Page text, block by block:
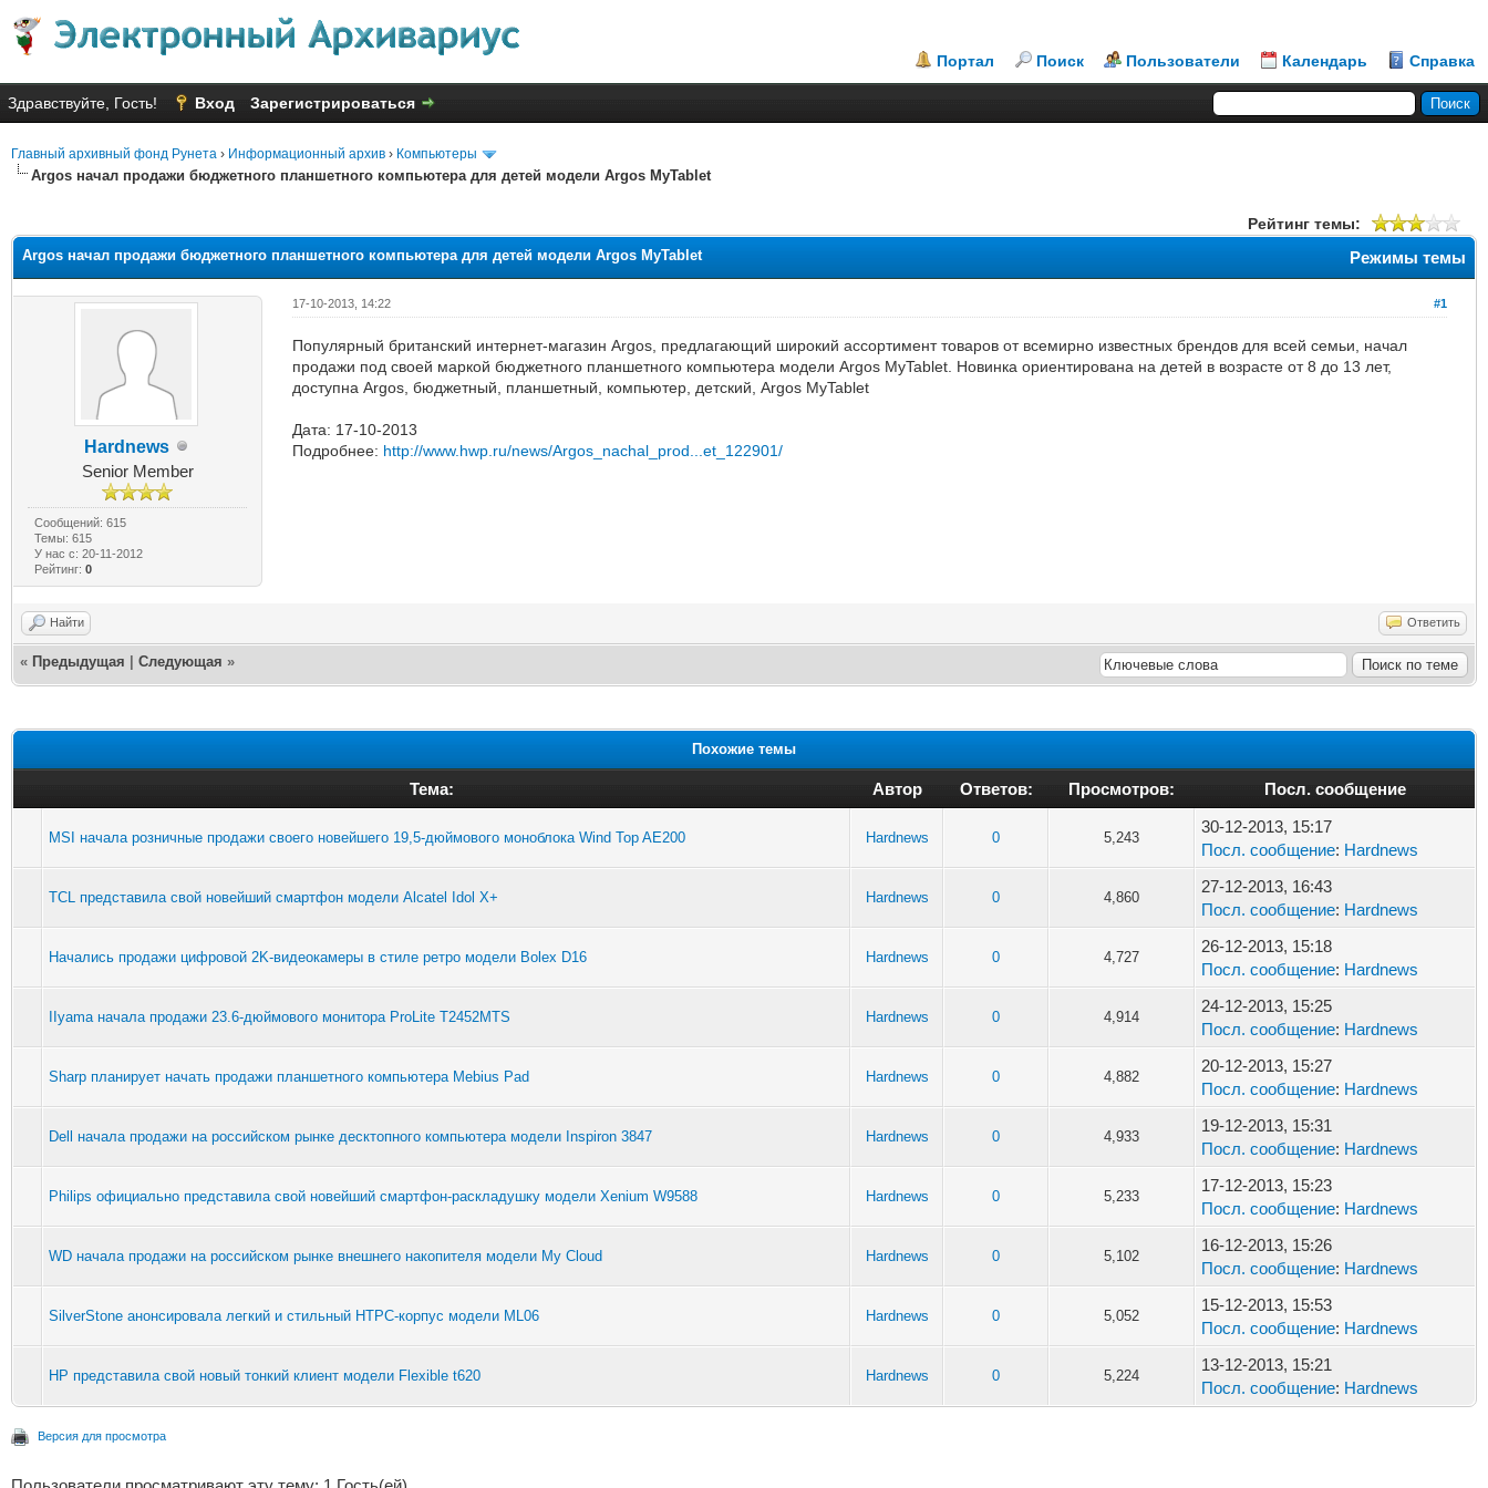
Портал Поиск Пользователи Календарь Справка
Здравствуйте, Гость! Вход Зарегистрироваться
Главный архивный фонд Рунета › Информационный архив › Компьютеры
Argos начал продажи бюджетного планшетного компьютера для детей модели Argos MyTablet
Рейтинг темы:
Режимы темы
Argos начал продажи бюджетного планшетного компьютера для детей модели Argos MyTablet
Hardnews
Senior Member
Сообщений: 615
Темы: 615
У нас с: 20-11-2012
Рейтинг:0
#1
17-10-2013, 14:22
Популярный британский интернет-магазин Argos, предлагающий широкий ассортимент товаров от всемирно известных брендов для всей семьи, начал
продажи под своей маркой бюджетного планшетного компьютера модели Argos MyTablet. Новинка ориентирована на детей в возрасте от 8 до 13 лет,
доступна Argos, бюджетный, планшетный, компьютер, детский, Argos MyTablet
Дата: 17-10-2013
Подробнее: http://www.hwp.ru/news/Argos_nachal_prod...et_122901/
Найти Ответить
« Предыдущая Следующая »
Похожие темы
Тема: Автор Ответов: Просмотров: Посл. сообщение
MSI начала розничные продажи своего новейшего 19,5-дюймового моноблока Wind Top AE200 Hardnews 0 5,243
30-12-2013, 15:17
Посл. сообщение: Hardnews
TCL представила свой новейший смартфон модели Alcatel Idol X+ Hardnews 0 4,860
27-12-2013, 16:43
Посл. сообщение: Hardnews
Начались продажи цифровой 2K-видеокамеры в стиле ретро модели Bolex D16 Hardnews 0 4,727
26-12-2013, 15:18
Посл. сообщение: Hardnews
IIyama начала продажи 23.6-дюймового монитора ProLite T2452MTS Hardnews 0 4,914
24-12-2013, 15:25
Посл. сообщение: Hardnews
Sharp планирует начать продажи планшетного компьютера Mebius Pad Hardnews 0 4,882
20-12-2013, 15:27
Посл. сообщение: Hardnews
Dell начала продажи на российском рынке десктопного компьютера модели Inspiron 3847 Hardnews 0 4,933
19-12-2013, 15:31
Посл. сообщение: Hardnews
Philips официально представила свой новейший смартфон-раскладушку модели Xenium W9588 Hardnews 0 5,233
17-12-2013, 15:23
Посл. сообщение: Hardnews
WD начала продажи на российском рынке внешнего накопителя модели My Cloud Hardnews 0 5,102
16-12-2013, 15:26
Посл. сообщение: Hardnews
SilverStone анонсировала легкий и стильный HTPC-корпус модели ML06 Hardnews 0 5,052
15-12-2013, 15:53
Посл. сообщение: Hardnews
HP представила свой новый тонкий клиент модели Flexible t620 Hardnews 0 5,224
13-12-2013, 15:21
Посл. сообщение: Hardnews
Версия для просмотра